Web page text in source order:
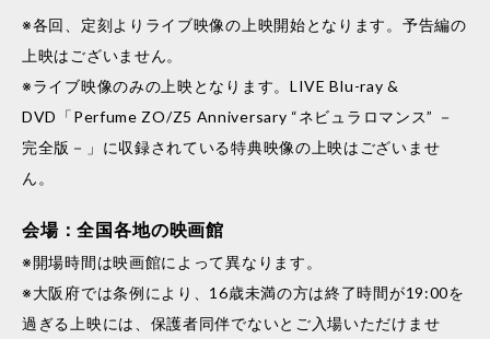
※各回、定刻よりライブ映像の上映開始となります。予告編の
上映はございません。
※ライブ映像のみの上映となります。LIVE Blu-ray &
DVD「Perfume ZO/Z5 Anniversary “ネビュラロマンス” －
完全版－」に収録されている特典映像の上映はございませ
ん。
会場：全国各地の映画館
※開場時間は映画館によって異なります。
※大阪府では条例により、16歳未満の方は終了時間が19:00を
過ぎる上映には、保護者同伴でないとご入場いただけませ